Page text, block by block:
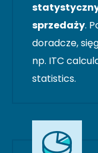
sprzedaży.
doradcze,
np. ITC
statistics.